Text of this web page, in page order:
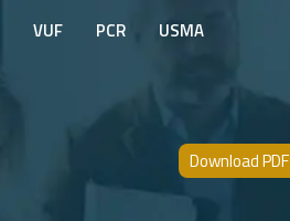
VUF PCR USMA
Download PDF